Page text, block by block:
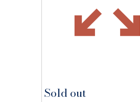
Sold out